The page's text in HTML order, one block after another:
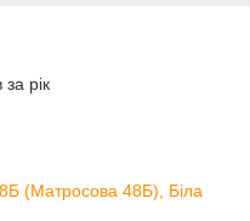
рік
(Матросова 48Б), Біла